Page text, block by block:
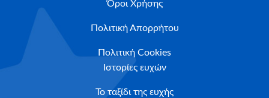
Όροι Χρήσης
Πολιτική Απορρήτου
Πολιτική Cookies
Ιστορίες ευχών
Το ταξίδι της ευχής